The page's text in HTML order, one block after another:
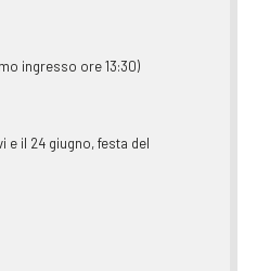
ingresso ore 13:30)
e il 24 giugno, festa del